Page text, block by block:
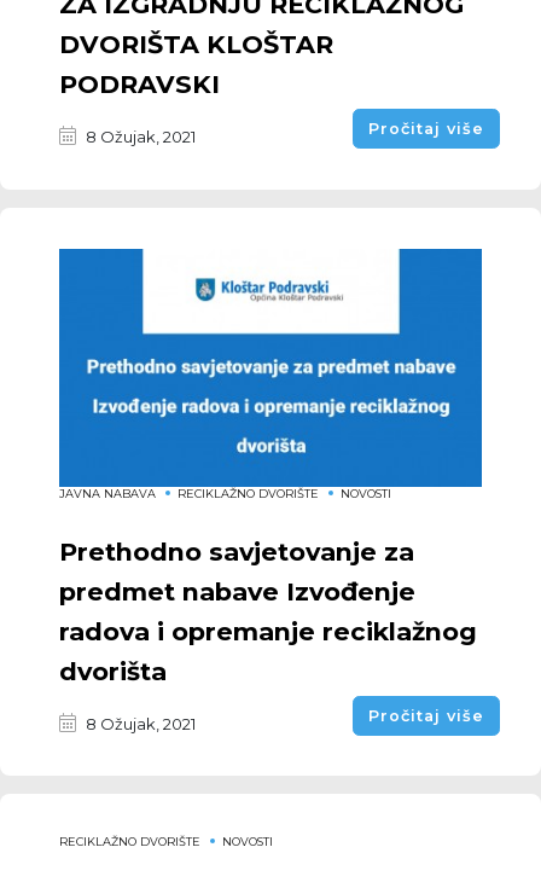
DVORIŠTA KLOŠTAR
PODRAVSKI
8 Ožujak, 2021 Pročitaj više
JAVNA NABAVA RECIKLAŽNO DVORIŠTE NOVOSTI
Prethodno savjetovanje za
predmet nabave Izvođenje
radova i opremanje reciklažnog
dvorišta
8 Ožujak, 2021 Pročitaj više
RECIKLAŽNO DVORIŠTE NOVOSTI